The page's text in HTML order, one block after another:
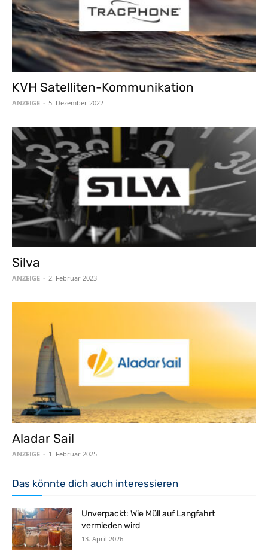
KVH Satelliten-Kommunikation
ANZEIGE - 5. Dezember 2022
Silva
ANZEIGE - 2. Februar 2023
Aladar Sail
ANZEIGE - 1. Februar 2025
Das könnte dich auch interessieren
Unverpackt: Wie Müll auf Langfahrt
vermieden wird
13. April 2026